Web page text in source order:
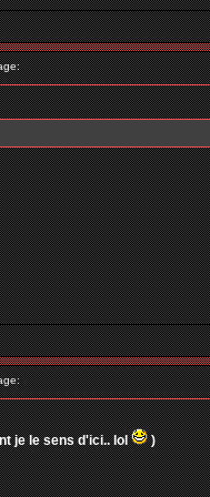
je le sens d'ici.. lol
)